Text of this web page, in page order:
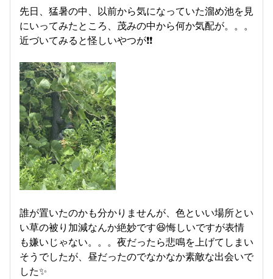
先日、猛暑の中、以前から気になっていた溜め池を見
にいってみたところ、茂みの中から何か気配が。。。
近づいてみると怪しいやつが❗❗
誰が置いたのかも分かりませんが、色といい場所とい
い草の被り加減なんか絶妙です😆悔しいですが表情
も嫌いじゃない。。。夜だったら悲鳴を上げてしまい
そうでしたが、昼だったのでなかなか素敵な出会いで
した✨